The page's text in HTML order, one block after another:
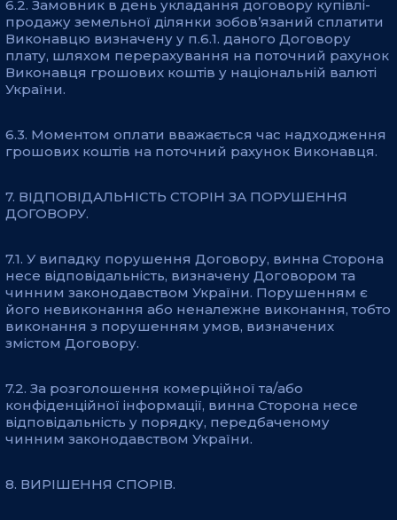
6.2. Замовник в день укладання договору купівлі-
продажу земельної ділянки зобов’язаний сплатити
Виконавцю визначену у п.6.1. даного Договору
плату, шляхом перерахування на поточний рахунок
Виконавця грошових коштів у національній валюті
України.
6.3. Моментом оплати вважається час надходження
грошових коштів на поточний рахунок Виконавця.
7. ВІДПОВІДАЛЬНІСТЬ СТОРІН ЗА ПОРУШЕННЯ
ДОГОВОРУ.
7.1. У випадку порушення Договору, винна Сторона
несе відповідальність, визначену Договором та
чинним законодавством України. Порушенням є
його невиконання або неналежне виконання, тобто
виконання з порушенням умов, визначених
змістом Договору.
7.2. За розголошення комерційної та/або
конфіденційної інформації, винна Сторона несе
відповідальність у порядку, передбаченому
чинним законодавством України.
8. ВИРІШЕННЯ СПОРІВ.